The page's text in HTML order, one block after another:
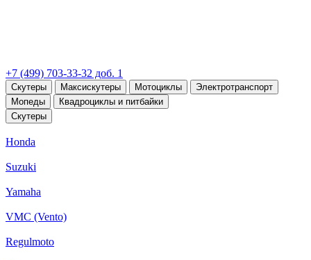
+7 (499) 703-33-32 доб. 1
Скутеры Максискутеры Мотоциклы
Электротранспорт
Мопеды
Квадроциклы и питбайки
Скутеры
Honda
Suzuki
Yamaha
VMC (Vento)
Regulmoto